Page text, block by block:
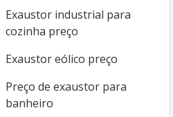
Exaustor industrial para
cozinha preço
Exaustor eólico preço
Preço de exaustor para
banheiro